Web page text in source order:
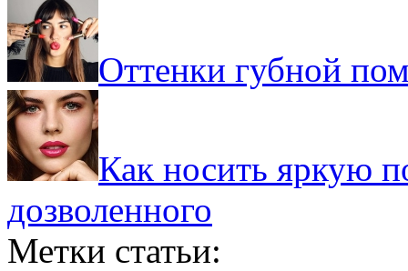
Оттенки губной
Как носить яркую
дозволенного
Метки статьи: